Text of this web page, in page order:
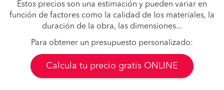
Estos precios son una estimación y pueden variar en
función de factores como la calidad de los materiales, la
duración de la obra, las dimensiones...
Para obtener un presupuesto personalizado:
Calcula tu precio gratis ONLINE